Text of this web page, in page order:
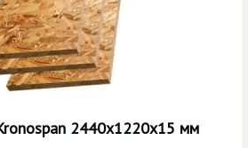
2440х1220х15 мм